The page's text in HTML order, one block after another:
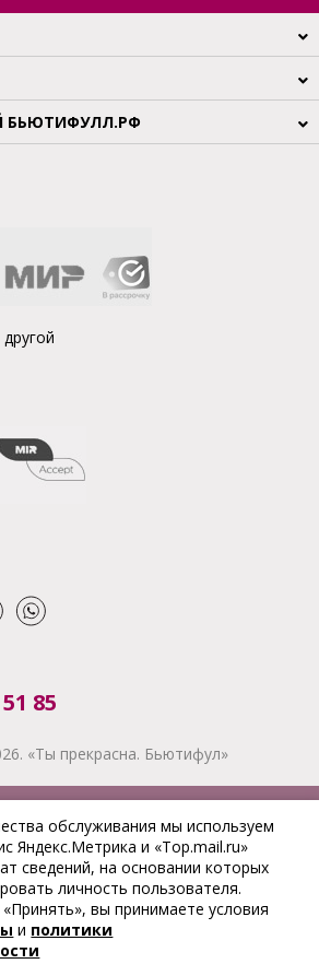
БЬЮТИФУЛЛ.РФ
85
«Ты прекрасна. Бьютифул»
АКЦИИ
ДОСТАВКА
ОПЛАТА
обслуживания мы используем
Яндекс.Метрика и «Top.mail.ru»
сведений, на основании которых
личность пользователя.
вы принимаете условия
и политики